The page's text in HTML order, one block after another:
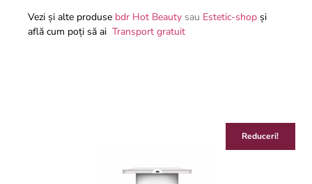
Vezi și alte produse bdr Hot Beauty sau Estetic-shop și
află cum poți să ai Transport gratuit
Reduceri!